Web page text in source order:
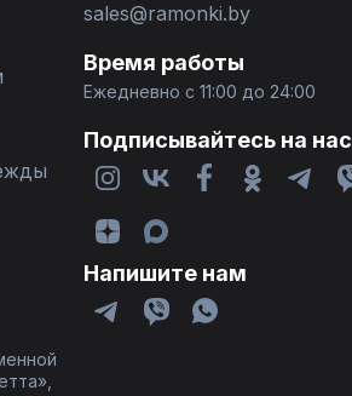
sales@ramonki.by
Время работы
Ежедневно с 11:00 до 24:00
Подписывайтесь на нас
Напишите нам